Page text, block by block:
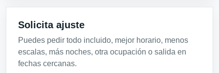
Solicita ajuste
Puedes pedir todo incluido, mejor horario, menos
escalas, más noches, otra ocupación o salida en
fechas cercanas.